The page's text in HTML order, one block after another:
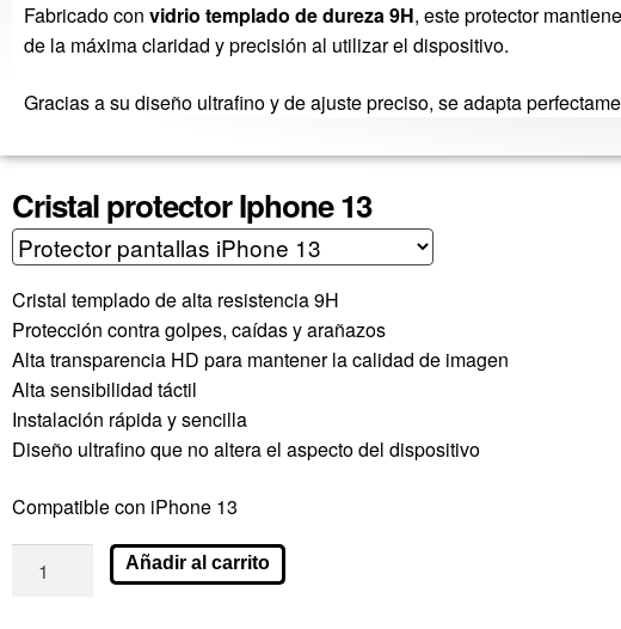
Fabricado con vidrio templado de dureza 9H, este protector
de la máxima claridad y precisión al utilizar el dispositivo.
Gracias a su diseño ultrafino y de ajuste preciso, se adapta
Cristal protector Iphone 13
Cristal templado de alta resistencia 9H
Protección contra golpes, caídas y arañazos
Alta transparencia HD para mantener la calidad de imagen
Alta sensibilidad táctil
Instalación rápida y sencilla
Diseño ultrafino que no altera el aspecto del dispositivo
Compatible con iPhone 13
Añadir al carrito